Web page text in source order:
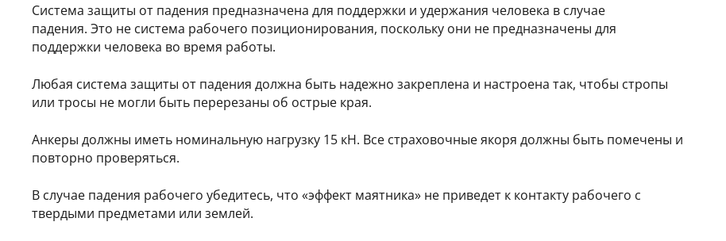
Система защиты от падения предназначена для поддержки и удержания человека в случае
падения. Это не система рабочего позиционирования, поскольку они не предназначены для
поддержки человека во время работы.
Любая система защиты от падения должна быть надежно закреплена и настроена так, чтобы стропы
или тросы не могли быть перерезаны об острые края.
Анкеры должны иметь номинальную нагрузку 15 кН. Все страховочные якоря должны быть помечены и
повторно проверяться.
В случае падения рабочего убедитесь, что «эффект маятника» не приведет к контакту рабочего с
твердыми предметами или землей.